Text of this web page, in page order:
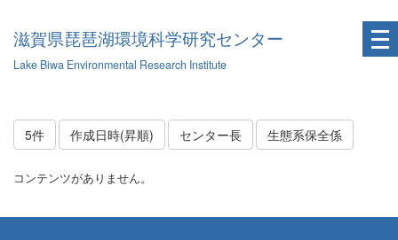
滋賀県琵琶湖環境科学研究センター
Lake Biwa Environmental Research Institute
5件 作成日時(昇順) センター長 生態系保全係
コンテンツがありません。